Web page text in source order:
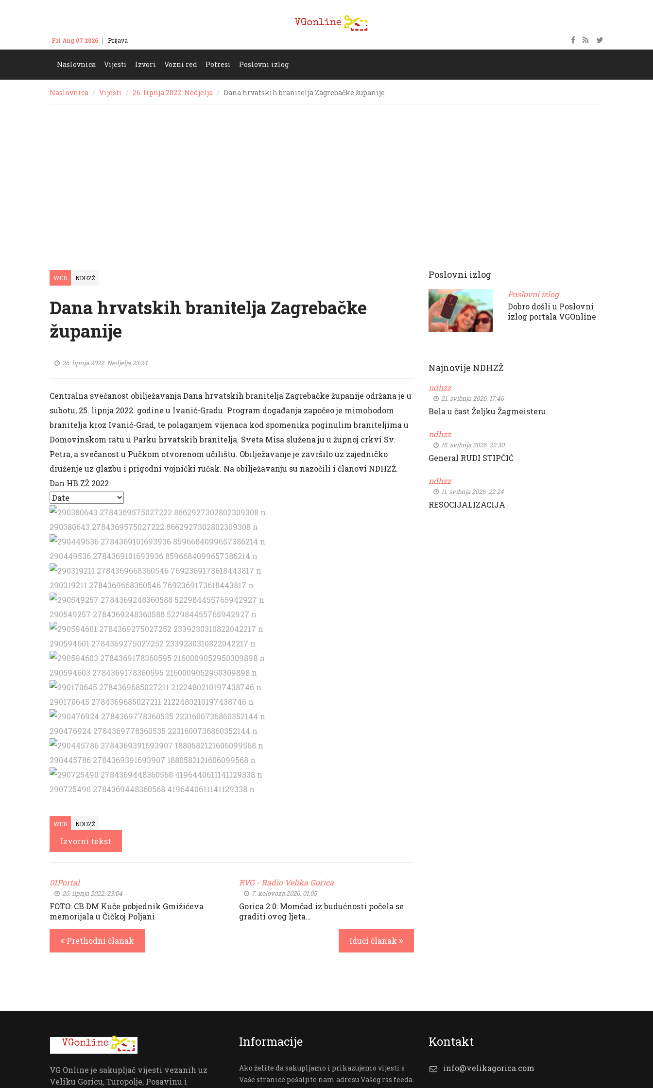
Fri Aug 07 2026 Prijava
Naslovnica Vijesti Izvori Vozni red Potresi Poslovni izlog
Naslovnica Vijesti 26. lipnja 2022. Nedjelja Dana hrvatskih branitelja Zagrebačke županije
WEB NDHZŽ
Dana hrvatskih branitelja Zagrebačke
županije
26. lipnja 2022. Nedjelja 23:24
Centralna svečanost obilježavanja Dana hrvatskih branitelja Zagrebačke županije održana je u
subotu, 25. lipnja 2022. godine u Ivanić-Gradu. Program događanja započeo je mimohodom
branitelja kroz Ivanić-Grad, te polaganjem vijenaca kod spomenika poginulim braniteljima u
Domovinskom ratu u Parku hrvatskih branitelja. Sveta Misa služena ju u župnoj crkvi Sv.
Petra, a svečanost u Pučkom otvorenom učilištu. Obilježavanje je završilo uz zajedničko
druženje uz glazbu i prigodni vojnički ručak. Na obilježavanju su nazočili i članovi NDHZŽ.
Dan HB ZŽ 2022
290380643 2784369575027222 8662927302802309308 n
290449536 2784369101693936 8596684099657386214 n
290319211 2784369668360546 7692369173618443817 n
290549257 2784369248360588 522984455765942927 n
290594601 2784369275027252 2339230310822042217 n
290594603 2784369178360595 2160009052950309898 n
290170645 2784369685027211 2122480210197438746 n
290476924 2784369778360535 2231600736860352144 n
290445786 2784369391693907 1880582121606099568 n
290725490 2784369448360568 4196440611141129338 n
WEB NDHZŽ
Izvorni tekst
01Portal
26. lipnja 2022. 23:04
FOTO: CB DM Kuče pobjednik Gmižićeva
memorijala u Čičkoj Poljani
Prethodni članak
RVG - Radio Velika Gorica
7. kolovoza 2026. 01:05
Gorica 2.0: Momčad iz budućnosti počela se
graditi ovog ljeta…
Idući članak
Poslovni izlog
Poslovni izlog
Dobro došli u Poslovni
izlog portala VGOnline
Najnovije NDHZŽ
ndhzz
21. svibnja 2026. 17:46
Bela u čast Željku Žagmeisteru.
ndhzz
15. svibnja 2026. 22:30
General RUDI STIPČIĆ
ndhzz
11. svibnja 2026. 22:24
RESOCIJALIZACIJA
VG Online je sakupljač vijesti vezanih uz
Veliku Goricu, Turopolje, Posavinu i
Informacije
Ako želite da sakupljamo i prikazujemo vijesti s
Vaše stranice pošaljite nam adresu Vašeg rss feeda.
Kontakt
info@velikagorica.com